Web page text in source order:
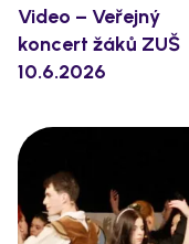
Video – Veřejný
koncert žáků ZUŠ
10.6.2026